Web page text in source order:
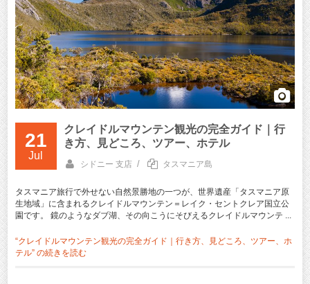
21
Jul
クレイドルマウンテン観光の完全ガイド｜行
き方、見どころ、ツアー、ホテル
シドニー 支店 / タスマニア島
タスマニア旅行で外せない自然景勝地の一つが、世界遺産「タスマニア原
生地域」に含まれるクレイドルマウンテン＝レイク・セントクレア国立公
園です。 鏡のようなダブ湖、その向こうにそびえるクレイドルマウンテ ...
“クレイドルマウンテン観光の完全ガイド｜行き方、見どころ、ツアー、ホ
テル” の続きを読む